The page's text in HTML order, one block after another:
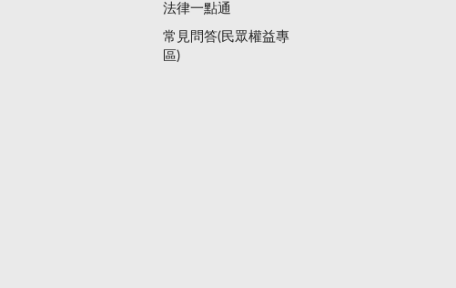
法律一點通
常見問答(民眾權益專
區)